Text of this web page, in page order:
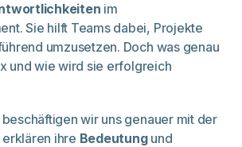
im
Sie hilft Teams dabei, Projekte
umzusetzen. Doch was genau
und wie wird sie erfolgreich
wir uns genauer mit der
erklären ihre Bedeutungund